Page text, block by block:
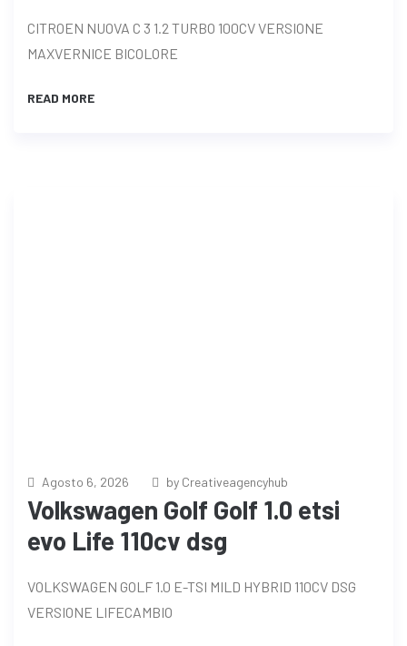
CITROEN NUOVA C 3 1.2 TURBO 100CV VERSIONE
MAXVERNICE BICOLORE
READ MORE
Agosto 6, 2026 by Creativeagencyhub
Volkswagen Golf Golf 1.0 etsi
evo Life 110cv dsg
VOLKSWAGEN GOLF 1.0 E-TSI MILD HYBRID 110CV DSG
VERSIONE LIFECAMBIO